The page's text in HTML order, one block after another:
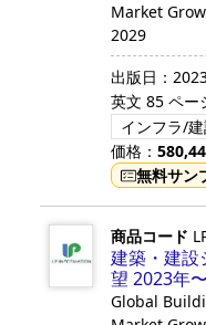
Market
2029
出版日：
英文 85 ペー
インフラ/
価格：
無料サン
商品コード
建築・建設
望 2023年
Global